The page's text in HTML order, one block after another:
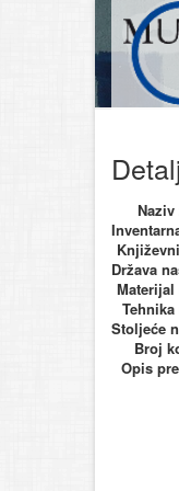
Materijal
Broj
Opis